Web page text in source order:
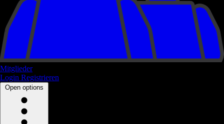
Mitglieder
Login Registrieren
Open options